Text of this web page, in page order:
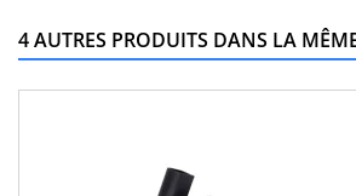
4 AUTRES PRODUITS DANS LA